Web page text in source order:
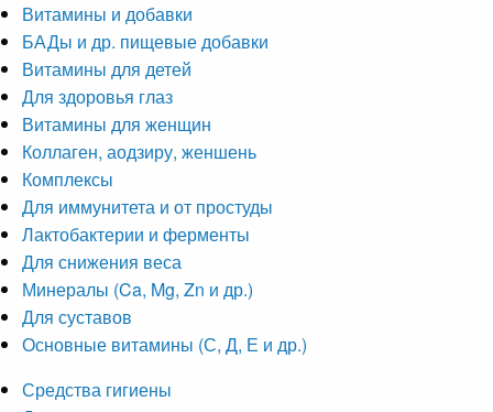
Витамины и добавки
БАДы и др. пищевые добавки
Витамины для детей
Для здоровья глаз
Витамины для женщин
Коллаген, аодзиру, женшень
Комплексы
Для иммунитета и от простуды
Лактобактерии и ферменты
Для снижения веса
Минералы (Ca, Mg, Zn и др.)
Для суставов
Основные витамины (С, Д, Е и др.)
Средства гигиены